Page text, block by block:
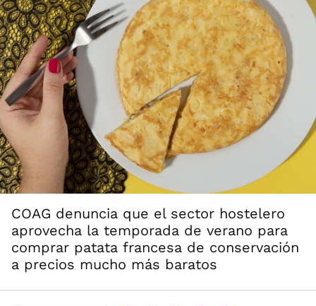
COAG denuncia que el sector hostelero
aprovecha la temporada de verano para
comprar patata francesa de conservación
a precios mucho más baratos